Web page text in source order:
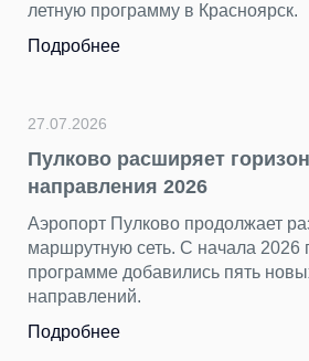
летную программу в Красноярск.
Подробнее
27.07.2026
Пулково расширяет
направления 2026
Аэропорт Пулково продолжает
маршрутную сеть. С начала 2026
программе добавились пять
направлений.
Подробнее